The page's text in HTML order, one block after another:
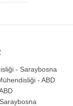
- Saraybosna
- ABD